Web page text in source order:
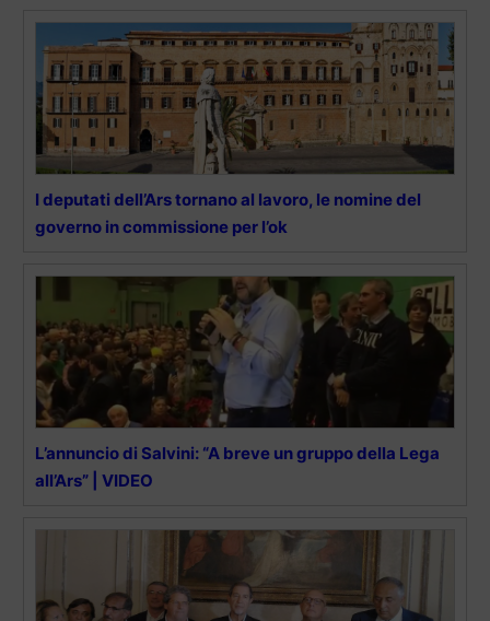
I deputati dell’Ars tornano al lavoro, le nomine del
governo in commissione per l’ok
L’annuncio di Salvini: “A breve un gruppo della Lega
all’Ars” | VIDEO